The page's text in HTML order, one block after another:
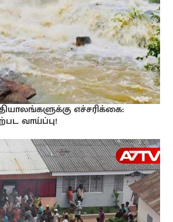
எச்சரிக்கை:
வாய்ப்பு!